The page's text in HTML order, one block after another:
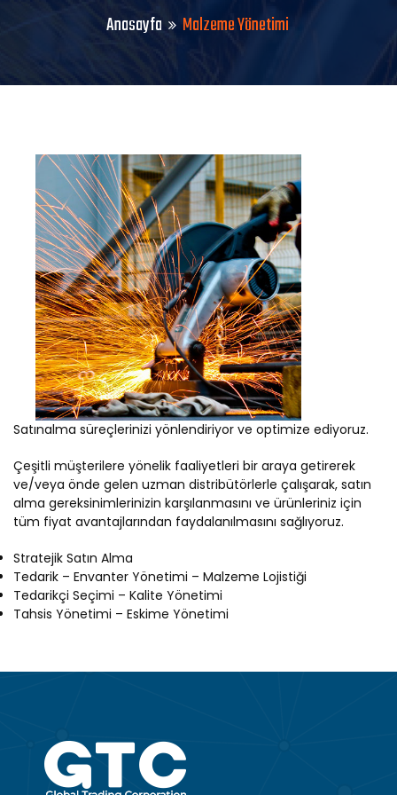
Anasayfa Malzeme Yönetimi
Satınalma süreçlerinizi yönlendiriyor ve optimize ediyoruz.
Çeşitli müşterilere yönelik faaliyetleri bir araya getirerek
ve/veya önde gelen uzman distribütörlerle çalışarak, satın
alma gereksinimlerinizin karşılanmasını ve ürünleriniz için
tüm fiyat avantajlarından faydalanılmasını sağlıyoruz.
Stratejik Satın Alma
Tedarik – Envanter Yönetimi – Malzeme Lojistiği
Tedarikçi Seçimi – Kalite Yönetimi
Tahsis Yönetimi – Eskime Yönetimi